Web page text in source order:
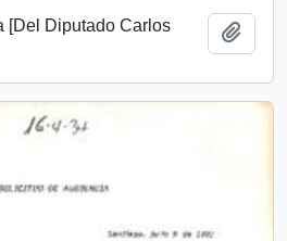
[Del Diputado Carlos